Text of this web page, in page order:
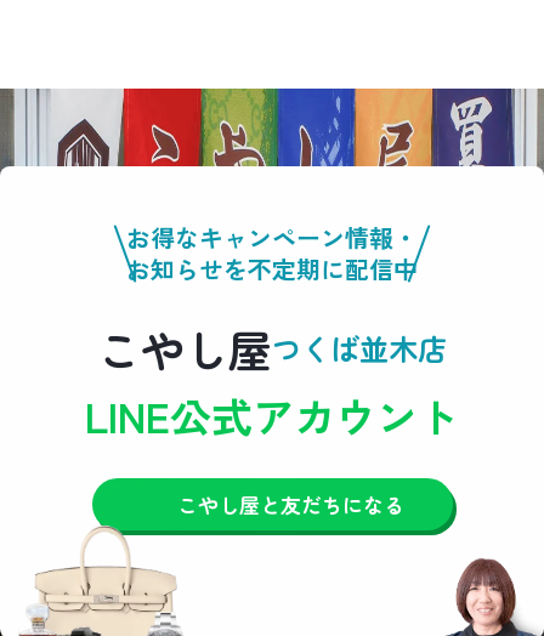
お得なキャンペーン情報・
お知らせを不定期に配信中
こやし屋つくば並木店
LINE公式アカウント
こやし屋と友だちになる